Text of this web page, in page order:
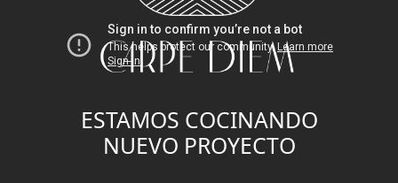
ESTAMOS COCINANDO
NUEVO PROYECTO